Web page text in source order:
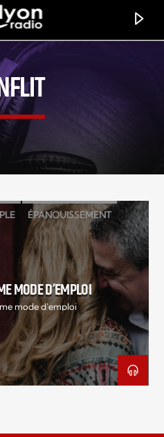
ELYON
!
ÉPANOUISSEMENT
HOMME MARIAGE
SEXE SÉXUALITÉ
MODE D’EMPLOI
mode d'emploi